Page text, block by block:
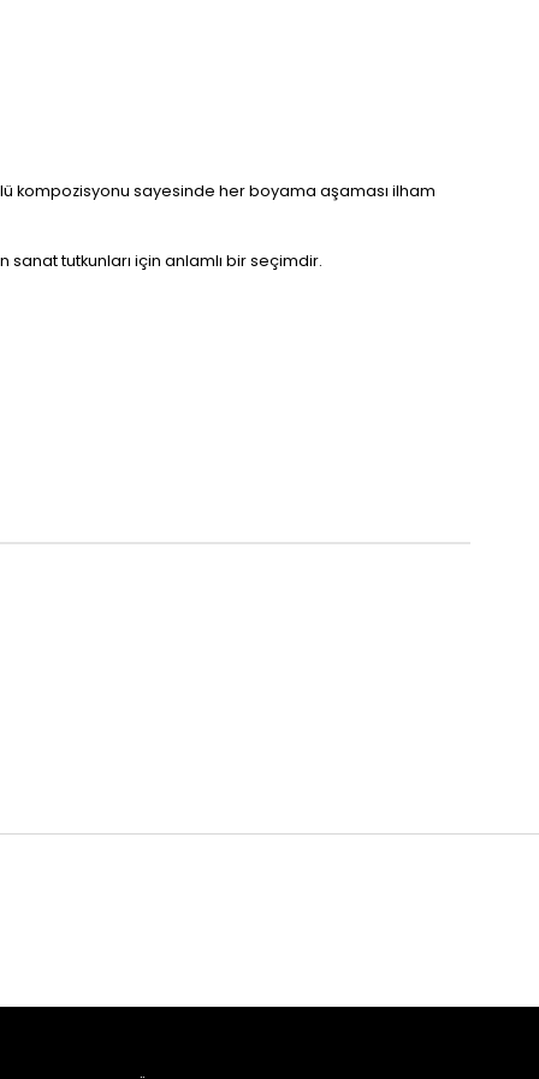
kompozisyonu sayesinde her boyama aşaması ilham
sanat tutkunları için anlamlı bir seçimdir.